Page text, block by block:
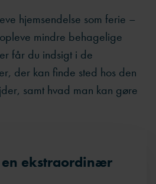
hjemsendelse som ferie –
mindre behagelige
får du indsigt i de
der kan finde sted hos den
samt hvad man kan gøre
en ekstraordinær